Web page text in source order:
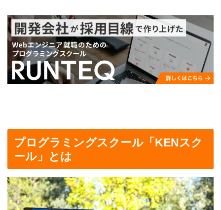
プログラミングスクール「KENスク
ール」とは